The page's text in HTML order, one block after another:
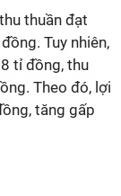
thuần đạt
Tuy nhiên,
tỉ đồng, thu
Theo đó, lợi
tăng gấp